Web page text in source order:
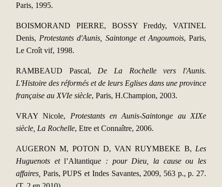
Paris, 1995.
BOISMORAND PIERRE, BOSSY Freddy, VATINEL
Denis, Protestants d'Aunis, Saintonge et Angoumois, Paris,
Le Croît vif, 1998.
RAMBEAUD Pascal, De La Rochelle vers l'Aunis.
L'Histoire des réformés et de leurs Eglises dans une province
française au XVIe siècle, Paris, H.Champion, 2003.
VRAY Nicole, Protestants en Aunis-Saintonge au XIXe
siècle, La Rochelle, Etre et Connaître, 2006.
AUGERON M, POTON D, VAN RUYMBEKE B, Les
Huguenots etl’Altantique : pour Dieu, la cause ou les
affaires, Paris, PUPS et Indes Savantes, 2009, 563 p., p. 27.